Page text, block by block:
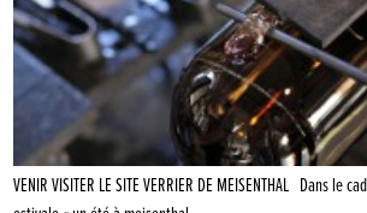
VENIR VISITER LE SITE VERRIER DE MEISENTHAL Dans le